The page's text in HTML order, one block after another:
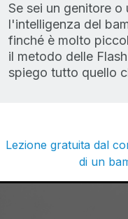
Se sei un genitore
l'intelligenza del
finché è molto
il metodo delle
spiego tutto quello
Lezione gratuita dal
di un